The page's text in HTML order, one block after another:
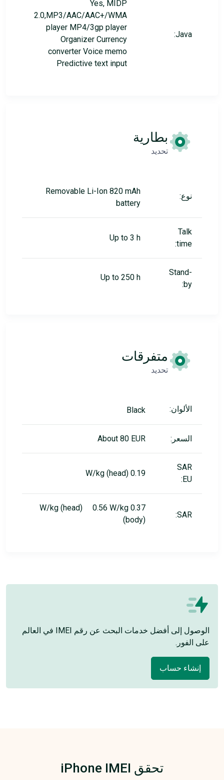
Java:
Yes, MIDP
2.0,MP3/AAC/AAC+/WMA
player MP4/3gp player
Organizer Currency
converter Voice memo
Predictive text input
بطارية
تحديد
نوع:
Removable Li-Ion 820 mAh
battery
Talk
time:
Up to 3 h
Stand-
by:
Up to 250 h
متفرقات
تحديد
الألوان: Black
السعر: About 80 EUR
SAR
EU:
0.19 W/kg (head)
SAR:
0.37 W/kg (head) 0.56 W/kg
(body)
الوصول إلى أفضل خدمات البحث عن رقم IMEI في العالم
على الفور.
إنشاء حساب
تحقق iPhone IMEI